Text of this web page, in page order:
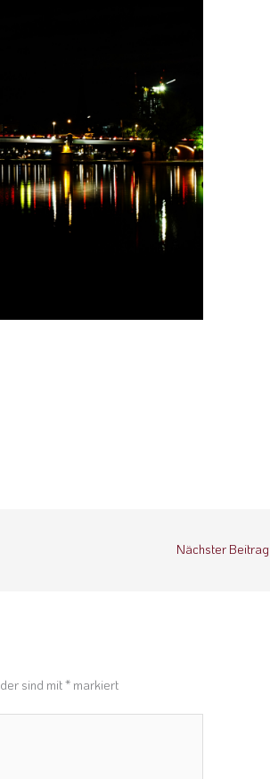
Nächster Beitrag
sind mit* markiert